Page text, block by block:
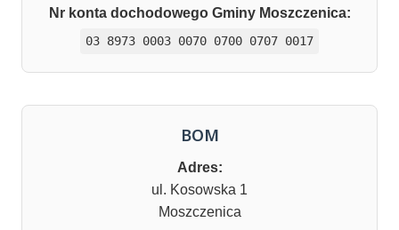
Nr konta dochodowego Gminy Moszczenica:
03 8973 0003 0070 0700 0707 0017
BOM
Adres:
ul. Kosowska 1
Moszczenica